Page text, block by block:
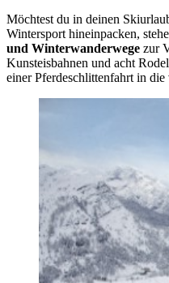
Möchtest du in deinen
Wintersport hineinpacken,
und Winterwanderwege zur
Kunsteisbahnen und acht
einer Pferdeschlittenfahrt in